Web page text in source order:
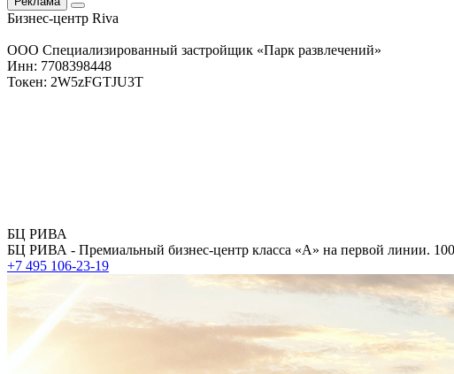
Бизнес-центр Riva
ООО Специализированный застройщик «Парк развлечений»
Инн: 7708398448
Токен: 2W5zFGTJU3T
БЦ РИВА
БЦ РИВА - Премиальный бизнес-центр класса «А» на первой линии.
+7 495 106-23-19